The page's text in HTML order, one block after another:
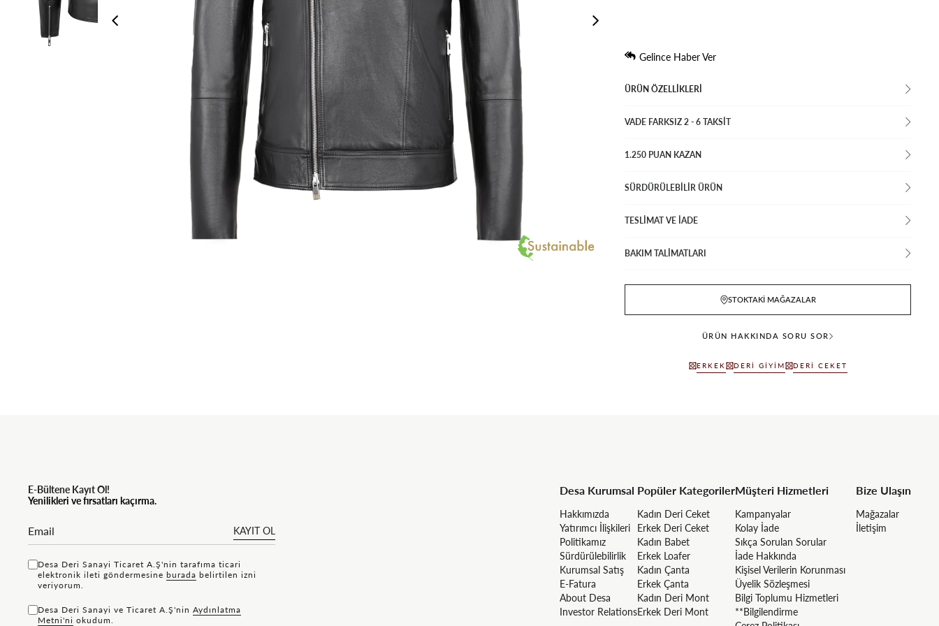
Gelince Haber Ver
ÜRÜN ÖZELLIKLERI
VADE FARKSIZ 2 - 6 TAKSIT
1.250 PUAN KAZAN
SÜRDÜRÜLEBİLİR ÜRÜN
TESLİMAT VE İADE
BAKIM TALİMATLARI
STOKTAKI MAĞAZALAR
ÜRÜN HAKKINDA SORU SOR
ERKEK DERI GIYIM DERI CEKET
E-Bültene Kayıt Ol!
Yenilikleri ve fırsatları kaçırma.
KAYIT OL
Desa Deri Sanayi Ticaret A.Ş'nin tarafıma ticari
elektronik ileti göndermesine bu rada belirtilen izni
veriyorum.
Desa Deri Sanayi ve Ticaret A.Ş'nin Aydınlatma
Metni'ni okudum.
Desa Kurumsal
Hakkımızda
Yatırımcı İlişkileri
Politikamız
Sürdürülebilirlik
Kurumsal Satış
E-Fatura
About Desa
Investor Relations
Popüler Kategoriler
Kadın Deri Ceket
Erkek Deri Ceket
Kadın Babet
Erkek Loafer
Kadın Çanta
Erkek Çanta
Kadın Deri Mont
Erkek Deri Mont
Müşteri Hizmetleri
Kampanyalar
Kolay İade
Sıkça Sorulan Sorular
İade Hakkında
Kişisel Verilerin Korunması
Üyelik Sözleşmesi
Bilgi Toplumu Hizmetleri
**Bilgilendirme
Bize Ulaşın
Mağazalar
İletişim